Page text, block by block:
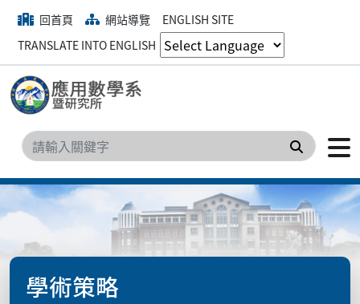
回首頁 網站導覽
ENGLISH SITE
TRANSLATE INTO ENGLISH
搜尋
學術策略